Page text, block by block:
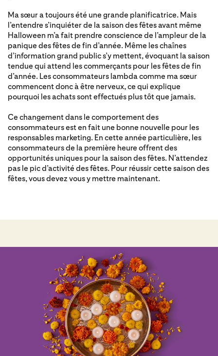
Ma sœur a toujours été une grande planificatrice. Mais
l’entendre s’inquiéter de la saison des fêtes avant même
Halloween m’a fait prendre conscience de l’ampleur de la
panique des fêtes de fin d’année. Même les chaînes
d’information grand public s’y mettent, évoquant la saison
tendue qui attend les commerçants pour les fêtes de fin
d’année. Les consommateurs lambda comme ma sœur
commencent donc à être nerveux, ce qui explique
pourquoi les achats sont effectués plus tôt que jamais.
Ce changement dans le comportement des
consommateurs est en fait une bonne nouvelle pour les
responsables marketing. En cette année particulière, les
consommateurs de la première heure offrent des
opportunités uniques pour la saison des fêtes. N’attendez
pas le pic d’activité des fêtes. Pour réussir cette saison des
fêtes, vous devez vous y mettre maintenant.